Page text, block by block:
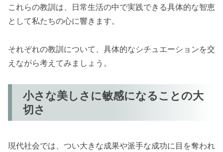
これらの教訓は、日常生活の中で実践できる具体的な智恵
として私たちの心に響きます。
それぞれの教訓について、具体的なシチュエーションを交
えながら考えてみましょう。
小さな美しさに敏感になることの大
切さ
現代社会では、つい大きな成果や派手な成功に目を奪われ